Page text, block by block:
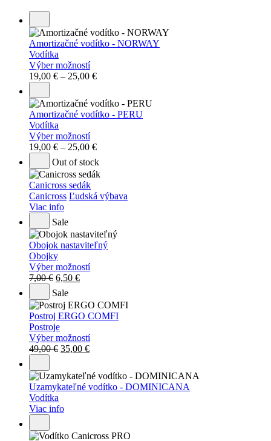
Amortizačné vodítko - NORWAY
Vodítka
Výber možností
19,00 € – 25,00 €
Amortizačné vodítko - PERU
Vodítka
Výber možností
19,00 € – 25,00 €
Out of stock
Canicross sedák
Canicross Ľudská výbava
Viac info
Sale
Obojok nastaviteľný
Obojky
Výber možností
7,00€ Original
price
was:
7,00 €.
6,50 €Current
6,50 €.
Sale
Postroj ERGO COMFI
Postroje
Výber možností
49,00€ Original
49,00 €.
35,00 €Current
is:
35,00 €.
Uzamykateľné vodítko - DOMINICANA
Vodítka
Viac info